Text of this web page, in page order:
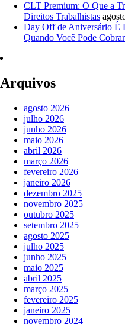
CLT Premium: O Que a
Direitos Trabalhistas
Day Off de Aniversário É
Quando Você Pode Cobrar
Arquivos
agosto 2026
julho 2026
junho 2026
maio 2026
abril 2026
março 2026
fevereiro 2026
janeiro 2026
dezembro 2025
novembro 2025
outubro 2025
setembro 2025
agosto 2025
julho 2025
junho 2025
maio 2025
abril 2025
março 2025
fevereiro 2025
janeiro 2025
novembro 2024